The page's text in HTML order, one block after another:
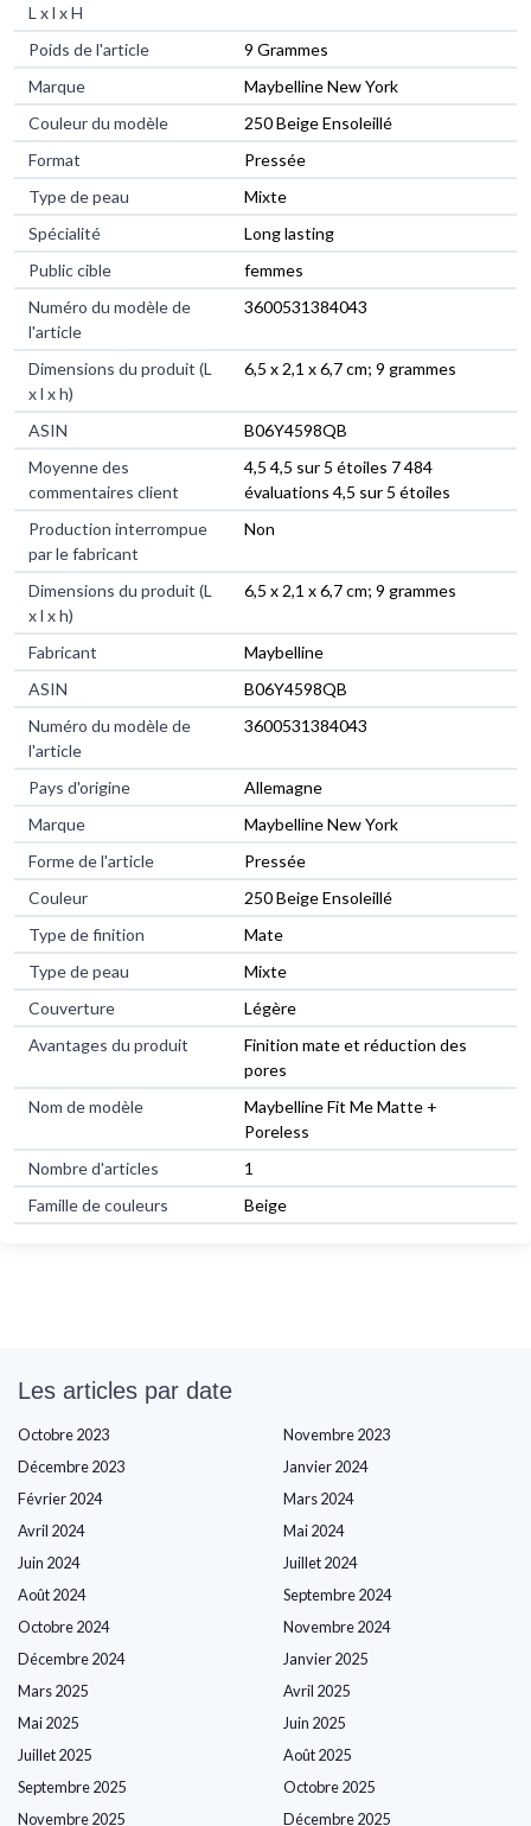
L x l x H
Poids de l'article
‎9 Grammes
Marque
‎Maybelline New York
Couleur du modèle
‎250 Beige Ensoleillé
Format
‎Pressée
Type de peau
‎Mixte
Spécialité
‎Long lasting
Public cible
‎femmes
Numéro du modèle de
l'article
‎3600531384043
Dimensions du produit (L
x l x h)
‎6,5 x 2,1 x 6,7 cm; 9 grammes
ASIN
‎B06Y4598QB
Moyenne des
commentaires client
4,5 4,5 sur 5 étoiles 7 484
évaluations 4,5 sur 5 étoiles
Production interrompue
par le fabricant
Non
Dimensions du produit (L
x l x h)
6,5 x 2,1 x 6,7 cm; 9 grammes
Fabricant
Maybelline
ASIN
B06Y4598QB
Numéro du modèle de
l'article
3600531384043
Pays d'origine
Allemagne
Marque
Maybelline New York
Forme de l'article
Pressée
Couleur
250 Beige Ensoleillé
Type de finition
Mate
Type de peau
Mixte
Couverture
Légère
Avantages du produit
Finition mate et réduction des
pores
Nom de modèle
Maybelline Fit Me Matte +
Poreless
Nombre d'articles
1
Famille de couleurs
Beige
Les articles par date
Octobre 2023
Novembre 2023
Décembre 2023
Janvier 2024
Février 2024
Mars 2024
Avril 2024
Mai 2024
Juin 2024
Juillet 2024
Août 2024
Septembre 2024
Octobre 2024
Novembre 2024
Décembre 2024
Janvier 2025
Mars 2025
Avril 2025
Mai 2025
Juin 2025
Juillet 2025
Août 2025
Septembre 2025
Octobre 2025
Novembre 2025
Décembre 2025